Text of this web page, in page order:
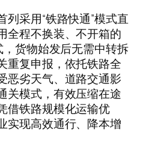
采用“铁路快通”模式直
全程不换装、不开箱的
，货物始发后无需中转拆
重复申报，依托铁路全
恶劣天气、道路交通影
关模式，有效压缩在途
借铁路规模化运输优
实现高效通行、降本增